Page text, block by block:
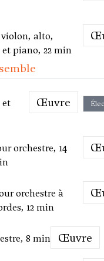
alto,
piano, 22 min
et
Œuvre
orchestre, 14
orchestre à
12 min
8 min Œuvre